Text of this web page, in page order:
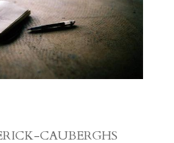
CAUBERGHS